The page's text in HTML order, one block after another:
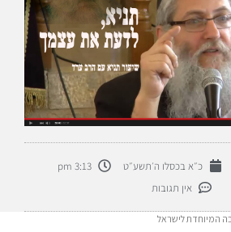
כ״א בכסלו ה׳תשע״ט
3:13 pm
אין תגובות